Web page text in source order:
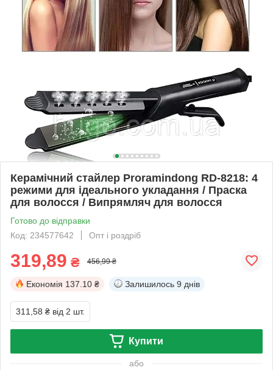
Керамічний стайлер Proramindong RD-8218: 4
режими для ідеального укладання / Праска
для волосся / Випрямляч для волосся
Готово до відправки
Код: 234577642
Опт і роздріб
319,89 ₴ 456,99 ₴
Економія 137.10 ₴ Залишилось 9 днів
311,58 ₴ від 2 шт.
Купити
або